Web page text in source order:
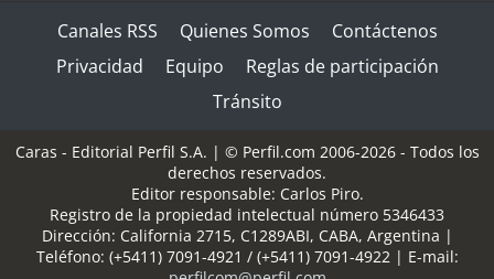
Canales RSS Quienes Somos
Contáctenos
Privacidad
Equipo
Reglas de participación
Tránsito
Caras - Editorial Perfil S.A. | © Perfil.com 2006-2026 - Todos los
derechos reservados.
Editor responsable: Carlos Piro.
Registro de la propiedad intelectual número 5346433
Dirección: California 2715, C1289ABI, CABA, Argentina |
Teléfono: (+5411) 7091-4921 / (+5411) 7091-4922| E-mail: